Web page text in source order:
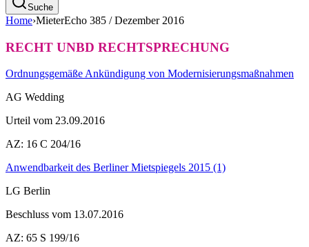
Suche
Home›MieterEcho 385 / Dezember 2016
RECHT UNBD RECHTSPRECHUNG
Ordnungsgemäße Ankündigung von Modernisierungsmaßnahmen
AG Wedding
Urteil vom 23.09.2016
AZ: 16 C 204/16
Anwendbarkeit des Berliner Mietspiegels 2015 (1)
LG Berlin
Beschluss vom 13.07.2016
AZ: 65 S 199/16